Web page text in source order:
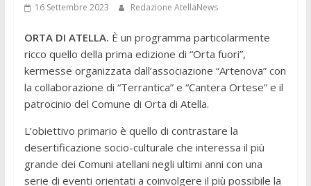
16 Settembre 2023 Redazione AtellaNews
ORTA DI ATELLA. È un programma particolarmente
ricco quello della prima edizione di “Orta fuori”,
kermesse organizzata dall’associazione “Artenova” con
la collaborazione di “Terrantica” e “Cantera Ortese” e il
patrocinio del Comune di Orta di Atella.
L’obiettivo primario è quello di contrastare la
desertificazione socio-culturale che interessa il più
grande dei Comuni atellani negli ultimi anni con una
serie di eventi orientati a coinvolgere il più possibile la